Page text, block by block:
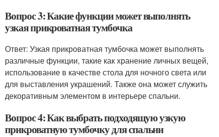
Вопрос 3: Какие функции может выполнять
узкая прикроватная тумбочка
Ответ: Узкая прикроватная тумбочка может выполнять
различные функции, такие как хранение личных вещей,
использование в качестве стола для ночного света или
для выставления украшений. Также она может служить
декоративным элементом в интерьере спальни.
Вопрос 4: Как выбрать подходящую узкую
прикроватную тумбочку для спальни